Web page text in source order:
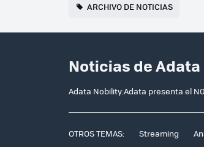
ARCHIVO DE NOTICIAS
Noticias de
Adata Nobility:Adata presenta el
OTROS TEMAS: Streaming